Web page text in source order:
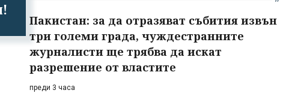
Пакистан: за да отразяват събития извън
три големи града, чуждестранните
журналисти ще трябва да искат
разрешение от властите
преди 3 часа